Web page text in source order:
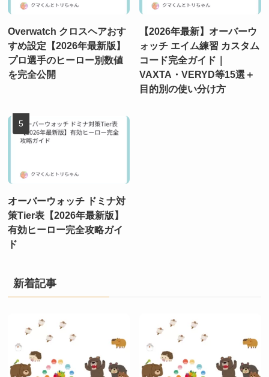
Overwatch クロスヘアおす
すめ設定【2026年最新版】
プロ選手のヒーロー別数値
を完全公開
【2026年最新】オーバーウ
ォッチ エイム練習 カスタム
コード完全ガイド｜
VAXTA・VERYD等15選＋
目的別の使い分け方
オーバーウォッチ ドミナ対
策Tier表【2026年最新版】
有効ヒーロー完全攻略ガイ
ド
新着記事